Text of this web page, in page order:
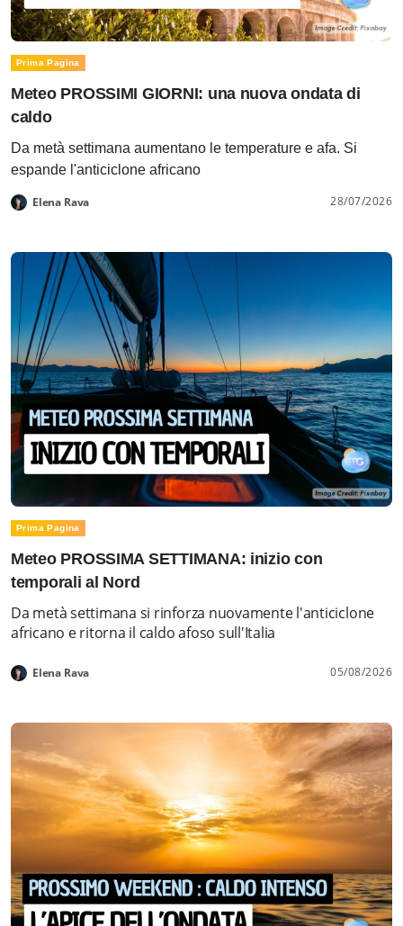
Prima Pagina
Meteo PROSSIMI GIORNI: una nuova ondata di
caldo
Da metà settimana aumentano le temperature e afa. Si
espande l'anticiclone africano
Elena Rava 28/07/2026
Prima Pagina
Meteo PROSSIMA SETTIMANA: inizio con
temporali al Nord
Da metà settimana si rinforza nuovamente l'anticiclone
africano e ritorna il caldo afoso sull'Italia
Elena Rava 05/08/2026